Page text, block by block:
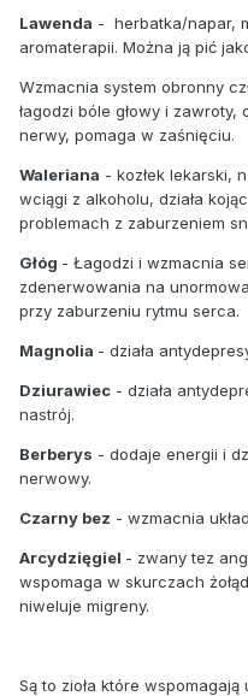
Lawenda - herbatka/napar,
aromaterapii. Można ją pić
Wzmacnia system obronny
łagodzi bóle głowy i
nerwy, pomaga w zaśnięciu.
Waleriana - kozłek lekarski,
wciągi z alkoholu, działa
problemach z zaburzeniem
Głóg - Łagodzi i wzmacnia
zdenerwowania na
przy zaburzeniu rytmu serca.
Magnolia - działa
Dziurawiec - działa
nastrój.
Berberys - dodaje energii i
nerwowy.
Czarny bez - wzmacnia
Arcydzięgiel - zwany tez
wspomaga w skurczach
niweluje migreny.
Są to zioła które